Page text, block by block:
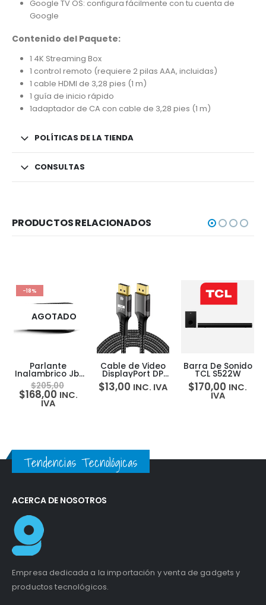
Google TV OS: configura fácilmente con tu cuenta de
Google
Contenido del Paquete:
1 4K Streaming Box
1 control remoto (requiere 2 pilas AAA, incluidas)
1 cable HDMI de 3,28 pies (1 m)
1 guía de inicio rápido
1adaptador de CA con cable de 3,28 pies (1 m)
POLÍTICAS DE LA TIENDA
CONSULTAS
PRODUCTOS RELACIONADOS
-18%
AGOTADO
Parlante
Inalambrico Jbl
Flip 6 Bluetooth
30w 12 Horas
Ip67
$205,00
$168,00 INC.
IVA
Cable de Video
DisplayPort DP
2.1 16K
4K@240Hz
$13,00 INC. IVA
Barra De Sonido
TCL S522W
$170,00 INC.
IVA
Tendencias Tecnológicas
ACERCA DE NOSOTROS
Empresa dedicada a la importación y venta de gadgets y
productos tecnológicos.